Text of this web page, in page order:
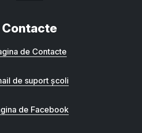
Contacte
de Contacte
de suport școli
de Facebook